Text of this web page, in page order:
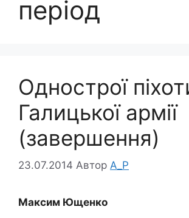
період
Однострої
Галицької армії
(завершення)
23.07.2014 Автор A_P
Максим Ющенко